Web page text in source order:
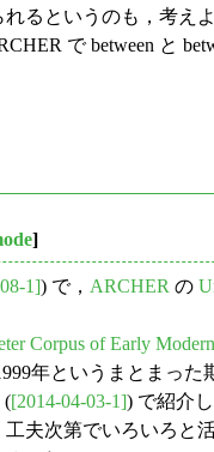
るというのも，考え
で between と
]
1]) で， ARCHER の
Corpus of Early
年というまとまっ
([2014-04-03-1]) で紹介
夫次第でいろいろと